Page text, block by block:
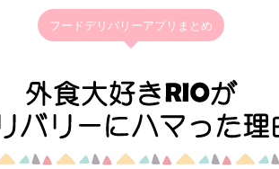
フードデリバリーアプリまとめ